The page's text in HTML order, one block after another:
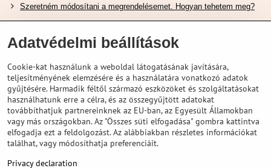
Szeretném módosítani a megrendelésemet. Hogyan tehetem meg?
Hasznos Linkek
Hogyan válasszuk ki a megfelelő felfüggesztési villát ?
Hogyan válasszuk ki a megfelelő méretű sisakot?
Shimano E-Bike Akkumulátor Útmutató
Schwalbe Tubeless Gumik Felfedezése
Adatvédelmi beállítások
Cookie-kat használunk a weboldal látogatásának javítására,
teljesítményének elemzésére és a használatára vonatkozó adatok
gyűjtésére. Harmadik féltől származó eszközöket és szolgáltatásokat
használhatunk erre a célra, és az összegyűjtött adatokat
továbbíthatjuk partnereinknek az EU-ban, az Egyesült Államokban
vagy más országokban. Az "Összes süti elfogadása" gombra kattintva
elfogadja ezt a feldolgozást. Az alábbiakban részletes információkat
találhat, vagy módosíthatja preferenciáit.
Privacy declaration